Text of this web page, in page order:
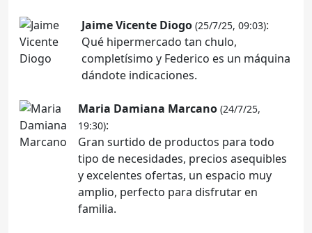
Jaime Vicente Diogo (25/7/25, 09:03):
Qué hipermercado tan chulo,
completísimo y Federico es un máquina
dándote indicaciones.
Maria Damiana Marcano (24/7/25,
19:30):
Gran surtido de productos para todo
tipo de necesidades, precios asequibles
y excelentes ofertas, un espacio muy
amplio, perfecto para disfrutar en
familia.